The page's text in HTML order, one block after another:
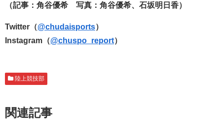
（記事：角谷優希 写真：角谷優希、石坂明日香）
Twitter（@chudaisports）
Instagram（@chuspo_report）
陸上競技部
関連記事